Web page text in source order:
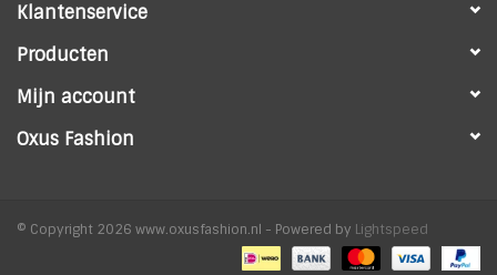
Klantenservice
Producten
Mijn account
Oxus Fashion
© Copyright 2026 www.oxusfashion.nl - Powered by Lightspeed